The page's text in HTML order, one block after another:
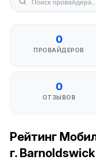
0
ПРОВАЙДЕРОВ
0
ОТЗЫВОВ
Рейтинг
г. Barnoldswick